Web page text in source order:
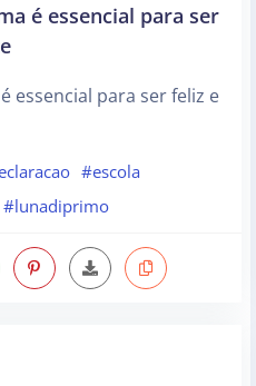
é essencial para ser
essencial para ser feliz e
#escola
#lunadiprimo